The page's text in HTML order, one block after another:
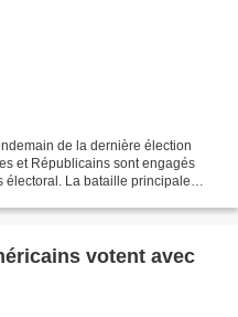
de la dernière élection
et Républicains sont engagés
électoral. La bataille principale
votent avec